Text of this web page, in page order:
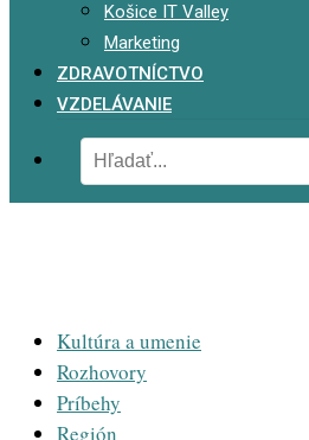
Košice IT Valley
Marketing
ZDRAVOTNÍCTVO
VZDELÁVANIE
Kultúra a umenie
Rozhovory
Príbehy
Región